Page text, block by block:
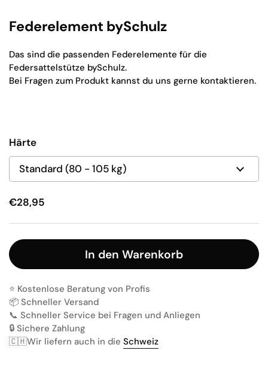
Federelement bySchulz
Das sind die passenden Federelemente für die
Federsattelstütze bySchulz.
Bei Fragen zum Produkt kannst du uns gerne kontaktieren.
Härte
€28,95
In den Warenkorb
⭐️ Kostenlose Beratung von Profis
📦 Schneller Versand
📞 Schneller Service bei Fragen und Anliegen
🔒 Sichere Zahlung
🇨🇭Wir liefern auch in die Schweiz